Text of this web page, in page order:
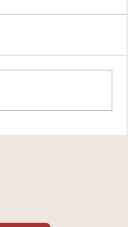
で改善した